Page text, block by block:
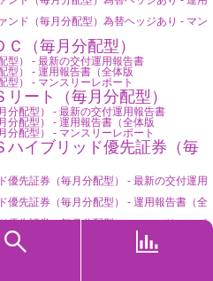
ンド（毎月分配型）為替ヘッジあり - マン
（毎月分配型）
型） - 最新の交付運用報告書
型） - 運用報告書（全体版
型） - マンスリーレポート
ート（毎月分配型）
分配型） - 最新の交付運用報告書
分配型） - 運用報告書（全体版
分配型） - マンスリーレポート
ハイブリッド優先証券（毎
優先証券（毎月分配型） - 最新の交付運用
優先証券（毎月分配型） - 運用報告書（全
優先証券（毎月分配型） - マンスリーレポ
リート（毎月分配型）